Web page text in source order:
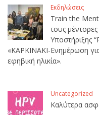
Εκδηλώσεις
Train the
τους
Υποστήριξης
«ΚΑΡΚΙΝΑΚΙ-Ενημέρωση
εφηβική ηλικία».
Uncategorized
Καλύτερα